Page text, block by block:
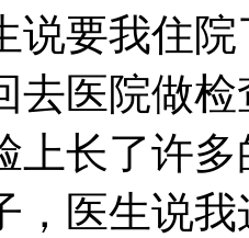
说要我住
去医院做
上长了许
，医生说